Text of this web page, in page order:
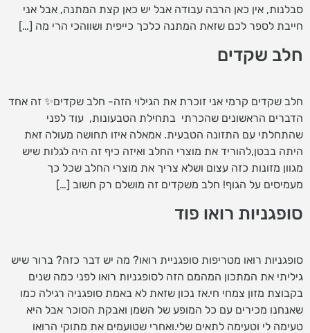
סבלנות, אין כאן הרבה עבודה אבל יש כאן קצת המתנה, אבל אני
חייבת לספר לכם שזאת המתנה כלכך כייפית ושווהכי הרי מה […]
חלב שקדים
חלב שקדים קרמי אני זוכרת את הגילוי הזה- חלב שקדים✨ זה אחד
הדברים הראשונים שהכרתי בתחילת הטבעונות, עוד לפני
שהתחלתי עם התזונה הטבעית. אמאלה איזו תחושה מעולה זאת
היתה בבטן,להוריד את מוצרי החלב ואיזה כיף זה היה לגלות שיש
מגוון מזונות כזה עצום ושלא צריך את מוצרי החלב שכל כך
מעמיסים על הגוף! חלב משקדים זה מושלם רק חשוב […]
סופגניות רואו פוד
סופגניות רואו מטריפות סופגניית רואו? מה יש דבר כזה? ברור שיש
גיליתי את המתכון המהמם הזה לסופגניות רואו לפני כמה שנים
בקבוצת מזון צמחי חי.אז נכון שזאת לא באמת סופגניה רגילה כמו
שאנחנו מכירים עם כל המופע של השמן ואבקת הסוכר אבל היא
טעימה לי וטעימה לתאים שלי.ואחרי שטועמים את מתוקי הרואו